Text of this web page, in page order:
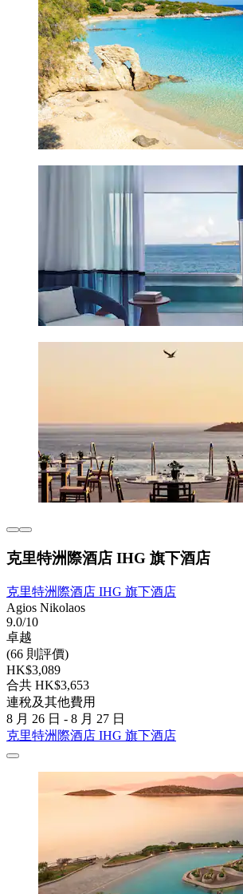
克里特洲際酒店 IHG 旗下酒店
克里特洲際酒店 IHG 旗下酒店
Agios Nikolaos
9.0/10
卓越
(66 則評價)
HK$3,089
合共 HK$3,653
連稅及其他費用
8 月 26 日 - 8 月 27 日
克里特洲際酒店 IHG 旗下酒店